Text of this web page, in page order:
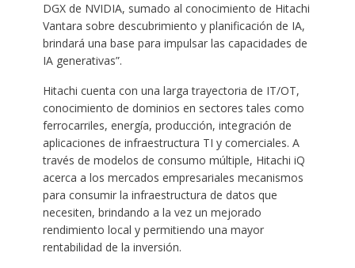
DGX de NVIDIA, sumado al conocimiento de Hitachi
Vantara sobre descubrimiento y planificación de IA,
brindará una base para impulsar las capacidades de
IA generativas”.
Hitachi cuenta con una larga trayectoria de IT/OT,
conocimiento de dominios en sectores tales como
ferrocarriles, energía, producción, integración de
aplicaciones de infraestructura TI y comerciales. A
través de modelos de consumo múltiple, Hitachi iQ
acerca a los mercados empresariales mecanismos
para consumir la infraestructura de datos que
necesiten, brindando a la vez un mejorado
rendimiento local y permitiendo una mayor
rentabilidad de la inversión.